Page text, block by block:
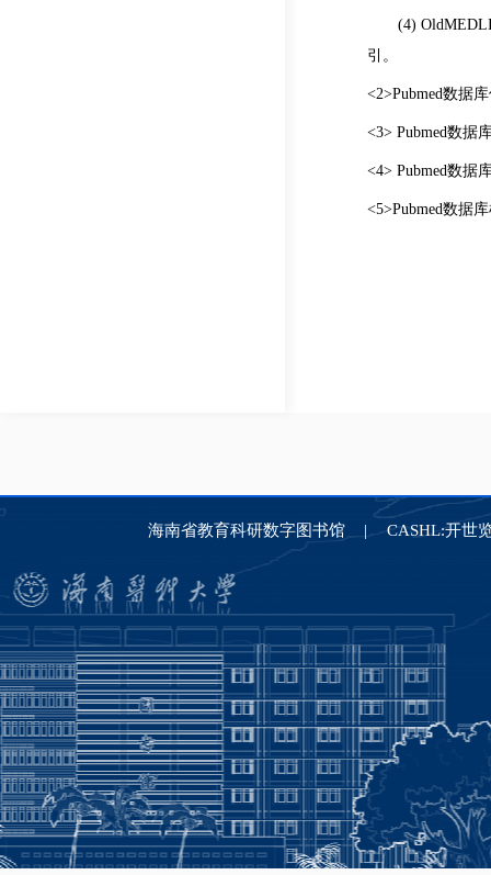
(4)
引。
<2>Pubmed数据
<3> Pubmed数据
<4> Pubmed数据
<5>Pubmed数据
海南省教育科研数字图书馆 CASHL:开世